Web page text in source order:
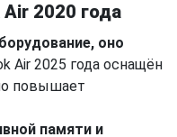
2020 года
оно
Air 2025 года оснащён
повышает
памяти и